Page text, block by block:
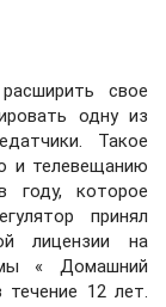
свое
одну из
Такое
и телевещанию
году, которое
принял
лицензии на
« Домашний
течение 12 лет.